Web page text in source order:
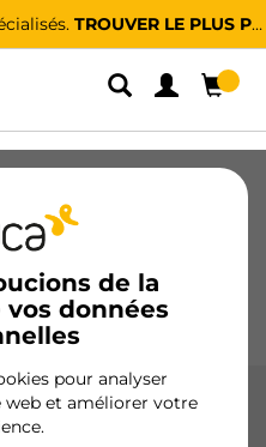
TROUVER LE PLUS PROCHE
de la
données
pour analyser
et améliorer votre
Charnières
Montage
Présentoirs